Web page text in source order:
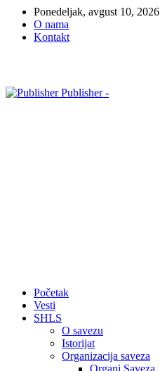
Ponedeljak, avgust 10, 2026
O nama
Kontakt
Publisher -
Početak
Vesti
SHLS
O savezu
Istorijat
Organizacija saveza
Organi Saveza